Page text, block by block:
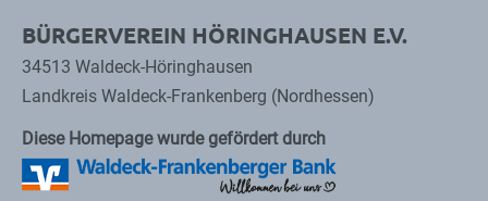
BÜRGERVEREIN HÖRINGHAUSEN E.V.
34513 Waldeck-Höringhausen
Landkreis Waldeck-Frankenberg (Nordhessen)
Diese Homepage wurde gefördert durch